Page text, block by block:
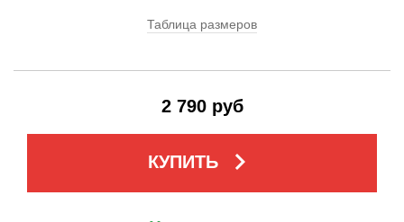
Таблица размеров
2 790 руб
КУПИТЬ keyboard_arrow_right